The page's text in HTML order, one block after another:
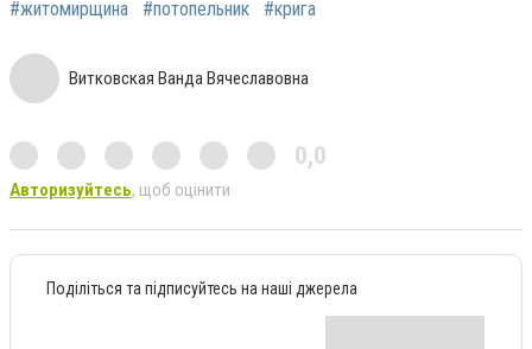
#житомирщина #потопельник #крига
Витковская Ванда Вячеславовна
0,0
Авторизуйтесь, щоб оцінити
Поділіться та підписуйтесь на наші джерела